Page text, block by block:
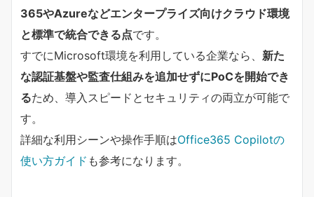
365やAzureなどエンタープライズ向けクラウド環境
と標準で統合できる点です。
すでにMicrosoft環境を利用している企業なら、 新た
な認証基盤や監査仕組みを追加せずにPoCを開始でき
るため、導入スピードとセキュリティの両立が可能で
す。
詳細な利用シーンや操作手順はOffice365 Copilotの
使い方ガイド も参考になります。